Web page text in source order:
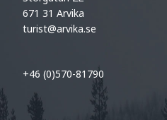
671 31 Arvika
turist@arvika.se
+46 (0)570-81790